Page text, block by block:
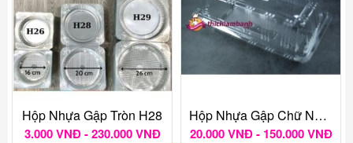
Hộp Nhựa Gập Tròn H28
3.000 VNĐ - 230.000 VNĐ
Hộp Nhựa Gập Chữ Nhật H151 Cao
20.000 VNĐ - 150.000 VNĐ